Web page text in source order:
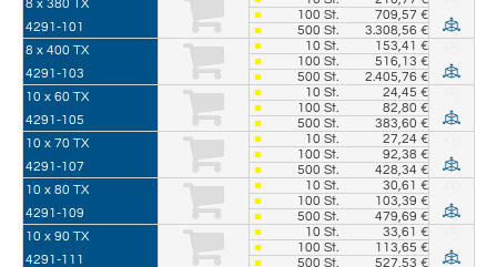
8 x 380 TX
4291-101
100 St.
709,57 €
500 St.
3.308,56 €
8 x 400 TX
4291-103
10 St.
153,41 €
100 St.
516,13 €
500 St.
2.405,76 €
10 x 60 TX
4291-105
10 St.
24,45 €
100 St.
82,80 €
500 St.
383,60 €
10 x 70 TX
4291-107
10 St.
27,24 €
100 St.
92,38 €
500 St.
428,34 €
10 x 80 TX
4291-109
10 St.
30,61 €
100 St.
103,39 €
500 St.
479,69 €
10 x 90 TX
4291-111
10 St.
33,61 €
100 St.
113,65 €
500 St.
527,53 €